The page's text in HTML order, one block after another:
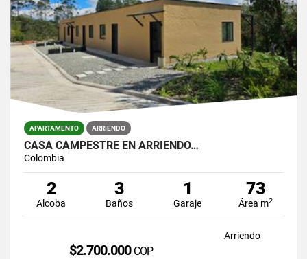
APARTAMENTO ARRIENDO
CASA CAMPESTRE EN ARRIENDO…
Colombia
2
Alcoba
3
Baños
1
Garaje
73
Área m2
Arriendo
$2.700.000 COP